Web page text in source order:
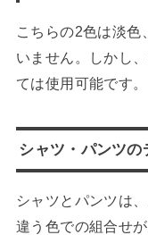
こちらの2色は淡色
いません。しかし
ては使用可能です。
シャツ・パンツの
シャツとパンツは
違う色での組合せ